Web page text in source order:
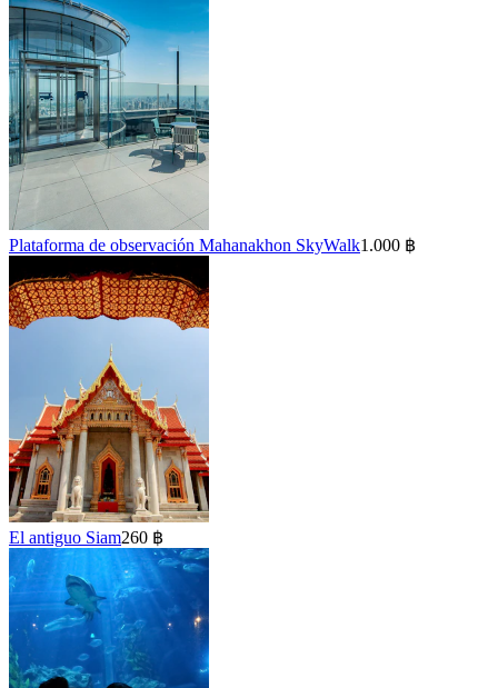
Plataforma de observación Mahanakhon SkyWalk1.000 ฿
El antiguo Siam260 ฿